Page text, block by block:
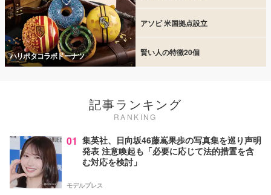
ハリポタコラボドーナツ
アソビ 米国拠点設立
賢い人の特徴20個
記事ランキング
RANKING
01 集英社、日向坂46藤嶌果歩の写真集を巡り声明
発表 注意喚起も「必要に応じて法的措置を含
む対応を検討」
モデルプレス